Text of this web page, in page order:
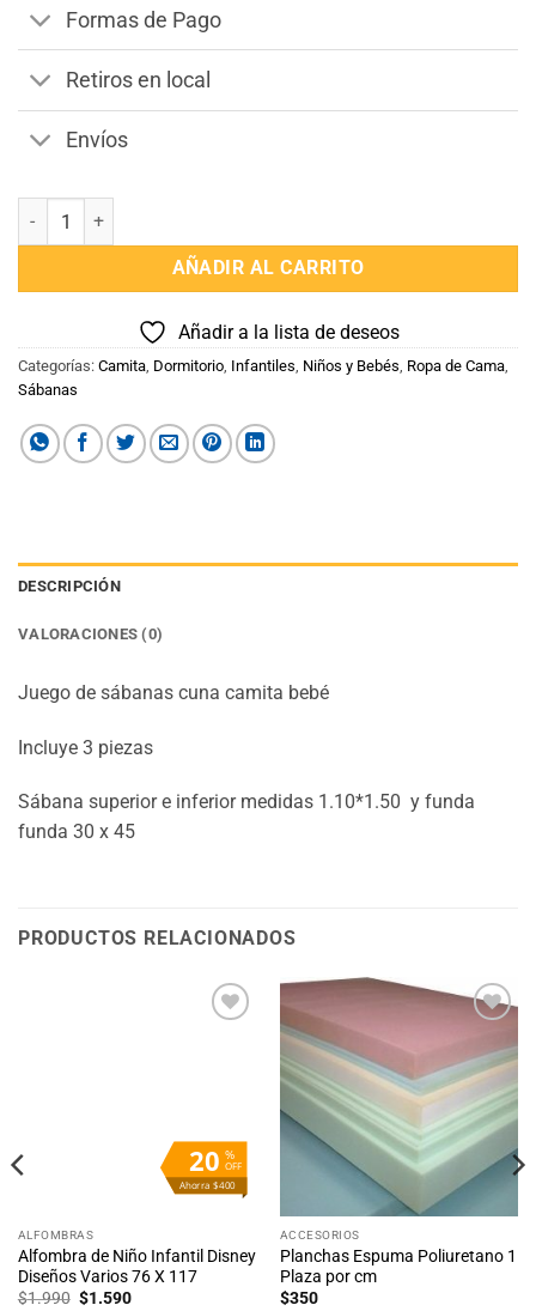
Formas de Pago
Retiros en local
Envíos
Juego de sábanas cuna camita bebé cantidad
AÑADIR AL CARRITO
Añadir a la lista de deseos
Categorías: Camita Dormitorio Infantiles Niños y Bebés Ropa de Cama
Sábanas
DESCRIPCIÓN
VALORACIONES (0)
Juego de sábanas cuna camita bebé
Incluye 3 piezas
Sábana superior e inferior medidas 1.10*1.50 y funda
funda 30 x 45
PRODUCTOS RELACIONADOS
%
OFF
20
Ahorra $400
ALFOMBRAS
Alfombra de Niño Infantil Disney
Diseños Varios 76 X 117
$1.990 El
$1.590El
a la
lista
deseos
ACCESORIOS
Planchas Espuma Poliuretano 1
Plaza por cm
$350